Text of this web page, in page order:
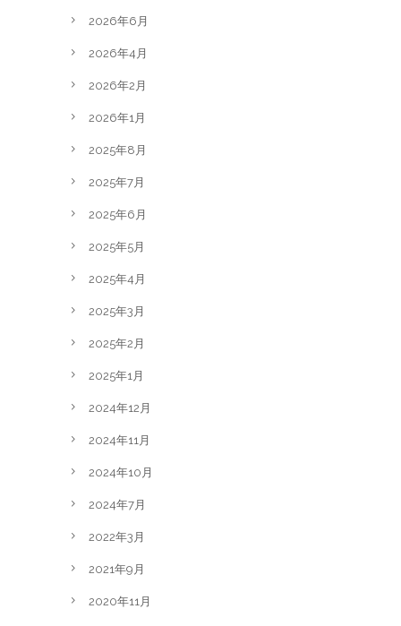
2026年6月
2026年4月
2026年2月
2026年1月
2025年8月
2025年7月
2025年6月
2025年5月
2025年4月
2025年3月
2025年2月
2025年1月
2024年12月
2024年11月
2024年10月
2024年7月
2022年3月
2021年9月
2020年11月